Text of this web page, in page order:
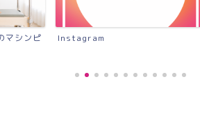
マシンピ
Instagram